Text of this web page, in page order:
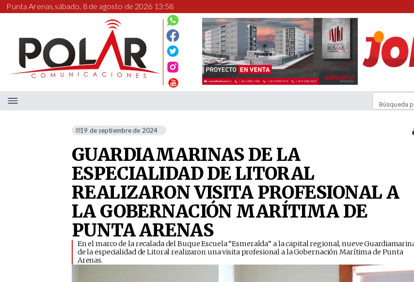
Punta Arenas,sábado, 8 de agosto de 2026 13:58
Búsqueda
19 de septiembre de 2024
GUARDIAMARINAS DE LA
ESPECIALIDAD DE LITORAL
REALIZARON VISITA PROFESIONAL A
LA GOBERNACIÓN MARÍTIMA DE
PUNTA ARENAS
En el marco de la recalada del Buque Escuela “Esmeralda” a la capital regional, nueve
de la especialidad de Litoral realizaron una visita profesional a la Gobernación Marítima de Punta
Arenas.